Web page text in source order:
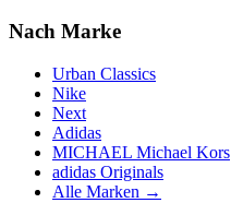
Nach Marke
Urban Classics
Nike
Next
Adidas
MICHAEL Michael Kors
adidas Originals
Alle Marken →